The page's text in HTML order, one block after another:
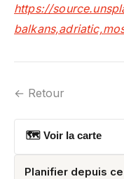
https://
← Retour
🗺 Voir la carte
Planifier depuis